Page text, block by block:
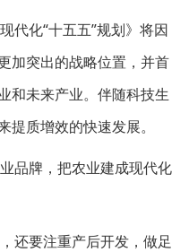
代化“十五五”规划》将因
加突出的战略位置，并首
和未来产业。伴随科技生
质增效的快速发展。
品牌，把农业建成现代化
还要注重产后开发，做足